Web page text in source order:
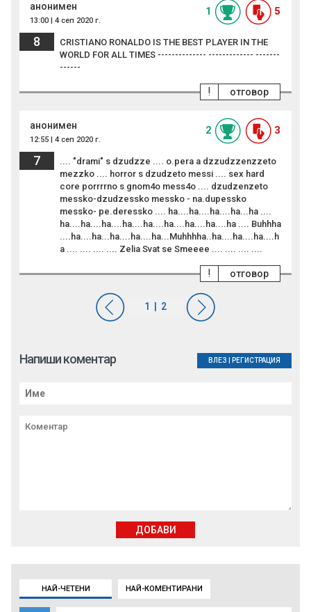
НАЙ-ЧЕТЕНИ НАЙ-КОМЕНТИРАНИ
анонимен
13:00 | 4 сеп 2020 г.
1 5
8
CRISTIANO RONALDO IS THE BEST PLAYER IN THE
WORLD FOR ALL TIMES -------------- ------------- -------
------
отговор
!
анонимен
12:55 | 4 сеп 2020 г.
2 3
7
.... "drami" s dzudzze .... o.pera a dzzudzzenzzeto
mezzko .... horror s dzudzeto messi .... sex hard
core porrrrno s gnom4o mess4o .... dzudzenzeto
messko-dzudzessko messko - na.dupessko
messko- pe.deressko .... ha....ha....ha....ha...ha ....
ha....ha....ha....ha....ha....ha....ha....ha....ha .... Buhhha
....ha....ha...ha....ha....ha...Muhhhha..ha....ha....ha....h
a .... .... .... .... Zelia Svat se Smeeee .... .... .... ....
отговор
!
Напиши коментар ВЛЕЗ РЕГИСТРАЦИЯ
ДОБАВИ